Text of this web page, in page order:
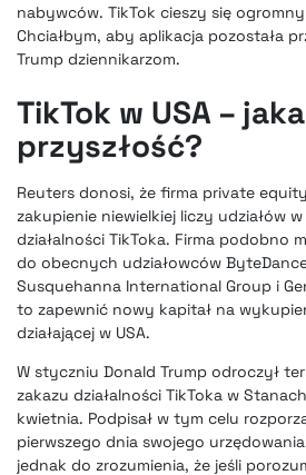
nabywców. TikTok cieszy się
Chciałbym, aby aplikacja pozostała
Trump dziennikarzom.
TikTok w USA –
przyszłość?
Reuters donosi, że firma private
zakupienie niewielkiej liczy udziałów
działalności TikToka. Firma podobno
do obecnych udziałowców
Susquehanna International Group i
to zapewnić nowy kapitał na
działającej w USA.
W styczniu Donald Trump odroczył
zakazu działalności TikToka w
kwietnia. Podpisał w tym celu
pierwszego dnia swojego
jednak do zrozumienia, że jeśli